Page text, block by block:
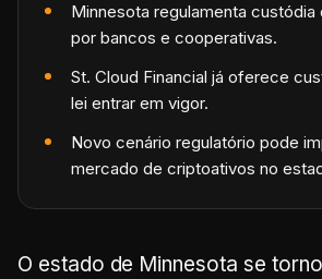
Minnesota regulamenta
por bancos e cooperativas.
St. Cloud Financial já oferece
lei entrar em vigor.
Novo cenário regulatório pode
mercado de criptoativos no
O estado de Minnesota se